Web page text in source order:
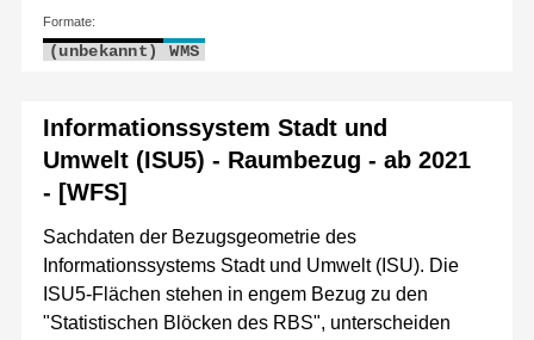
Formate:
(unbekannt) WMS
Informationssystem Stadt und
Umwelt (ISU5) - Raumbezug - ab 2021
- [WFS]
Sachdaten der Bezugsgeometrie des
Informationssystems Stadt und Umwelt (ISU). Die
ISU5-Flächen stehen in engem Bezug zu den
"Statistischen Blöcken des RBS", unterscheiden